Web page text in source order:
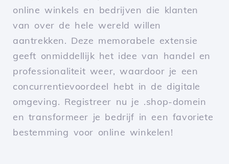
online winkels en bedrijven die klanten
van over de hele wereld willen
aantrekken. Deze memorabele extensie
geeft onmiddellijk het idee van handel en
professionaliteit weer, waardoor je een
concurrentievoordeel hebt in de digitale
omgeving. Registreer nu je .shop-domein
en transformeer je bedrijf in een favoriete
bestemming voor online winkelen!